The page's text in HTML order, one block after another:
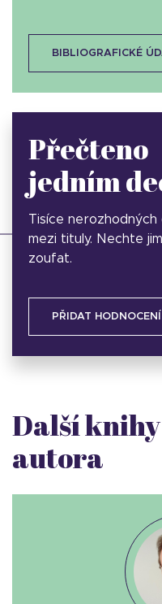
BIBLIOGRAFICKÉ
Přečteno
jedním
Tisíce
mezi tituly. Nechte
zoufat.
PŘIDAT HODNOCENÍ
Další
autora